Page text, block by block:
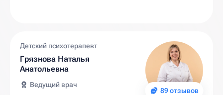
89 отзывов
Детский психотерапевт
Грязнова Наталья
Анатольевна
Ведущий врач